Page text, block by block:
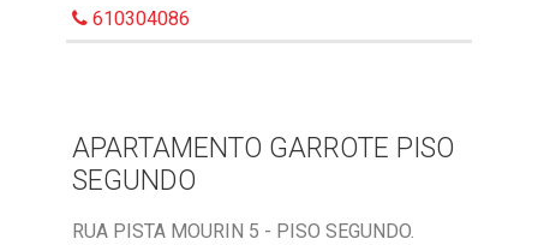
610304086
APARTAMENTO GARROTE PISO
SEGUNDO
RUA PISTA MOURIN 5 - PISO SEGUNDO.